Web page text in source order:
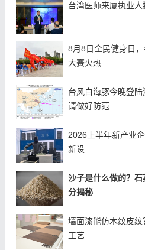
台湾医师来厦执业
8月8日全民健身日
大赛火热
台风白海豚今晚登陆
请做好防范
2026上半年新产业
新设
沙子是什么做的？
分揭秘
墙面漆能仿木纹皮
工艺